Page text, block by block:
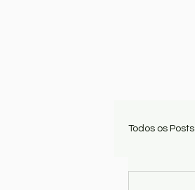
Todos os Posts